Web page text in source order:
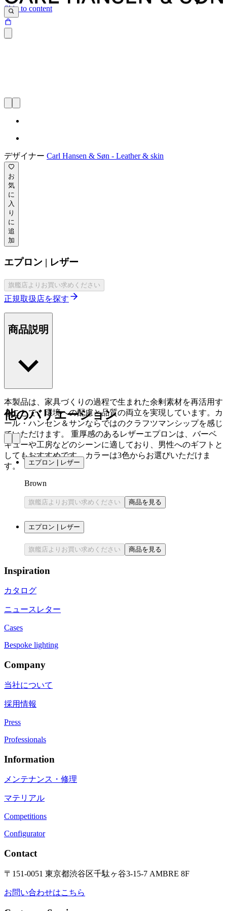
Skip to content
デザイナー Carl Hansen & Søn - Leather & skin
お
気
に
入
り
に
追
加
エプロン | レザー
旗艦店よりお買い求めください
正規取扱店を探す
商品説明
本製品は、家具づくりの過程で生まれた余剰素材を再活用す
ることで、環境への配慮と品質の両立を実現しています。カ
ール・ハンセン＆サンならではのクラフツマンシップを感じ
ていただけます。 重厚感のあるレザーエプロンは、バーベ
キューや工房などのシーンに適しており、男性へのギフトと
してもおすすめです。カラーは3色からお選びいただけま
す。
他のバリエーション
エプロン | レザー
Brown
旗艦店よりお買い求めください 商品を見る
エプロン | レザー
旗艦店よりお買い求めください 商品を見る
Inspiration
カタログ
ニュースレター
Cases
Bespoke lighting
Company
当社について
採用情報
Press
Professionals
Information
メンテナンス・修理
マテリアル
Competitions
Configurator
Contact
〒151-0051 東京都渋谷区千駄ヶ谷3-15-7 AMBRE 8F
お問い合わせはこちら